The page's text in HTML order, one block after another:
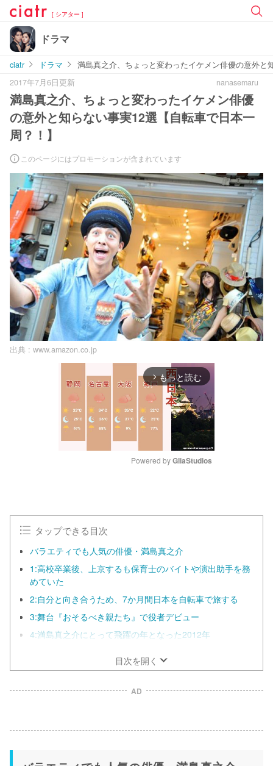
[ シアター ]
ドラマ
ciatr ドラマ
満島真之介、ちょっと変わったイケメン俳優の意外と
2017年7月6日更新
nanasemaru
満島真之介、ちょっと変わったイケメン俳優
の意外と知らない事実12選【自転車で日本一
周？！】
このページにはプロモーションが含まれています
出典 : www.amazon.co.jp
arrow_forward_ios もっと読む
Powered by GliaStudios
タップできる目次
バラエティでも人気の俳優・満島真之介
1:高校卒業後、上京するも保育士のバイトや演出助手を務
めていた
2:自分と向き合うため、7か月間日本を自転車で旅する
3:舞台『おそるべき親たち』で役者デビュー
4:満島真之介にとって飛躍の年となった2012年
目次を開く
AD